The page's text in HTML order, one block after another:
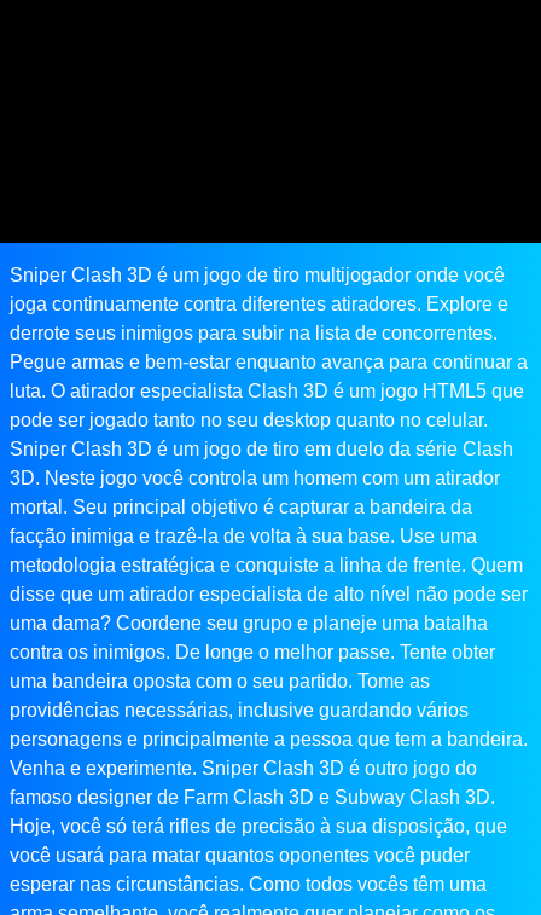
Sniper Clash 3D é um jogo de tiro multijogador onde você
joga continuamente contra diferentes atiradores. Explore e
derrote seus inimigos para subir na lista de concorrentes.
Pegue armas e bem-estar enquanto avança para continuar a
luta. O atirador especialista Clash 3D é um jogo HTML5 que
pode ser jogado tanto no seu desktop quanto no celular.
Sniper Clash 3D é um jogo de tiro em duelo da série Clash
3D. Neste jogo você controla um homem com um atirador
mortal. Seu principal objetivo é capturar a bandeira da
facção inimiga e trazê-la de volta à sua base. Use uma
metodologia estratégica e conquiste a linha de frente. Quem
disse que um atirador especialista de alto nível não pode ser
uma dama? Coordene seu grupo e planeje uma batalha
contra os inimigos. De longe o melhor passe. Tente obter
uma bandeira oposta com o seu partido. Tome as
providências necessárias, inclusive guardando vários
personagens e principalmente a pessoa que tem a bandeira.
Venha e experimente. Sniper Clash 3D é outro jogo do
famoso designer de Farm Clash 3D e Subway Clash 3D.
Hoje, você só terá rifles de precisão à sua disposição, que
você usará para matar quantos oponentes você puder
esperar nas circunstâncias. Como todos vocês têm uma